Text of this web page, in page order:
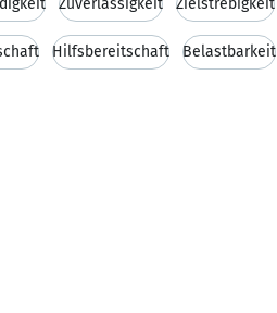
Zuverlässigkeit Zielstrebigkeit
Hilfsbereitschaft Belastbarkeit